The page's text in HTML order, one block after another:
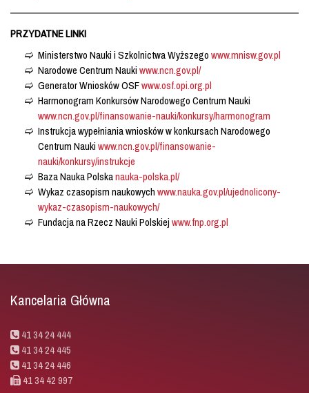
PRZYDATNE LINKI
Ministerstwo Nauki i Szkolnictwa Wyższegowww.mnisw.gov.pl
Narodowe Centrum Naukiwww.ncn.gov.pl/
Generator Wniosków OSFwww.osf.opi.org.pl
Harmonogram Konkursów Narodowego Centrum Nauki
www.ncn.gov.pl/finansowanie-nauki/konkursy/harmonogram
Instrukcja wypełniania wniosków w konkursach Narodowego
Centrum Naukiwww.ncn.gov.pl/finansowanie-
nauki/konkursy/instrukcje
Baza Nauka Polskanauka-polska.pl/
Wykaz czasopism naukowychwww.nauka.gov.pl/ujednolicony-
wykaz-czasopism-naukowych/
Fundacja na Rzecz Nauki Polskiejwww.fnp.org.pl
Kancelaria Główna
41 34 24 444
41 34 24 445
41 34 24 446
41 34 42 997